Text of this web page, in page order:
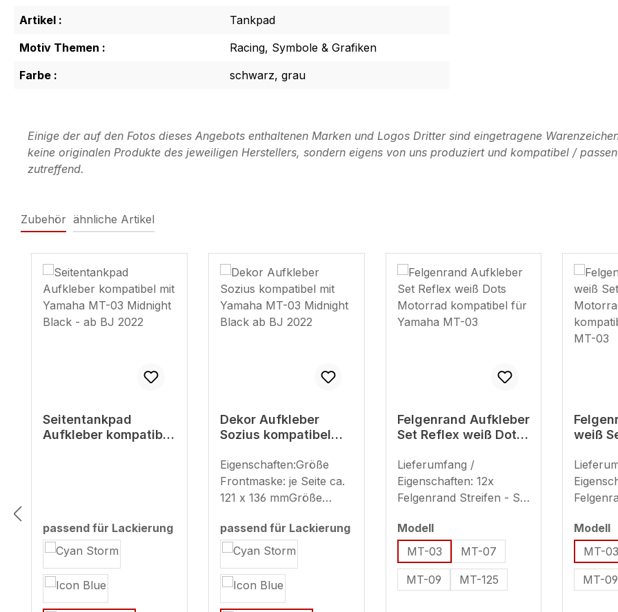
Artikel :
Tankpad
Motiv Themen :
Racing, Symbole & Grafiken
Farbe :
schwarz, grau
Einige der auf den Fotos dieses Angebots enthaltenen Marken und Logos Dritter sind eingetragene
keine originalen Produkte des jeweiligen Herstellers, sondern eigens von uns produziert und kompatibel /
zutreffend.
Zubehör ähnliche Artikel
Seitentankpad
Aufkleber kompatibel
passend für Lackierung
auswählen
Dekor Aufkleber
Sozius kompatibel
Midnight Black ab BJ
2022
Eigenschaften:Größe
Frontmaske: je Seite ca.
121 x 136 mmGröße
mm
passend für Lackierung
auswählen
Felgenrand Aufkleber
Set Reflex weiß Dots
für Yamaha MT-03
Lieferumfang /
Eigenschaften: 12x
Felgenrand Streifen - Set
Motorradfelgen (plus 8x
Ersatzstreifen) geeignet
für 17 Zoll (Streifenbreite
- ca. 7 mm) Hinweis zur
Modellauswählen
MT-03
MT-07
MT-09 MT-125
weiß
für 17
- ca. 7
Modell
MT-03
MT-09